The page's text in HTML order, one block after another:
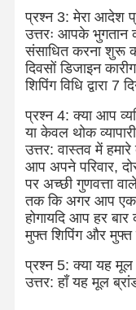
घर
प्रश्न 3: मेरा आदेश
उत्तरः आपके
संसाधित करना शुरू
दिवसों डिजाइन
शिपिंग विधि द्वारा 7
प्रश्न 4: क्या आप
या केवल थोक
उत्तर: वास्तव में
आप अपने परिवार,
पर अच्छी गुणवत्ता
तक कि अगर आप एक
होगायदि आप हर
मुफ्त शिपिंग और मुफ्त
प्रश्न 5: क्या यह
उत्तर: हाँ यह मूल